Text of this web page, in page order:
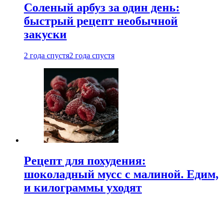
Соленый арбуз за один день:
быстрый рецепт необычной
закуски
2 года спустя2 года спустя
Рецепт для похудения:
шоколадный мусс с малиной. Едим,
и килограммы уходят